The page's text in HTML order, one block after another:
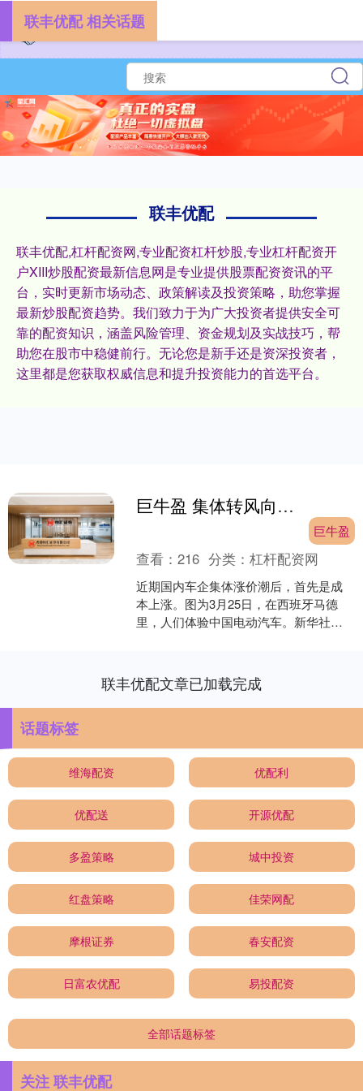
联丰优配
联丰优配,杠杆配资网,专业配资杠杆炒股,专业杠杆配资开
户XIII‌炒股配资最新信息网是专业提供股票配资资讯的平
台，实时更新市场动态、政策解读及投资策略，助您掌握
最新炒股配资趋势。我们致力于为广大投资者提供安全可
靠的配资知识，涵盖风险管理、资金规划及实战技巧，帮
助您在股市中稳健前行。无论您是新手还是资深投资者，
这里都是您获取权威信息和提升投资能力的首选平台。
联丰优配 相关话题
巨牛盈 集体转风向，车企不卷价格卷价值
巨牛盈
查看：216 分类：杠杆配资网
近期国内车企集体涨价潮后，首先是成
本上涨。图为3月25日，在西班牙马德
里，人们体验中国电动汽车。新华社发
联丰优配文章已加载完成
话题标签
维海配资 优配利
优配送 开源优配
多盈策略 城中投资
红盘策略 佳荣网配
摩根证券 春安配资
日富农优配 易投配资
全部话题标签
关注 联丰优配